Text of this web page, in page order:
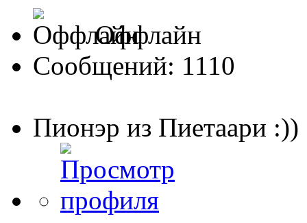
Оффлайн
Сообщений: 1110
Пионэр из Пиетаари :))